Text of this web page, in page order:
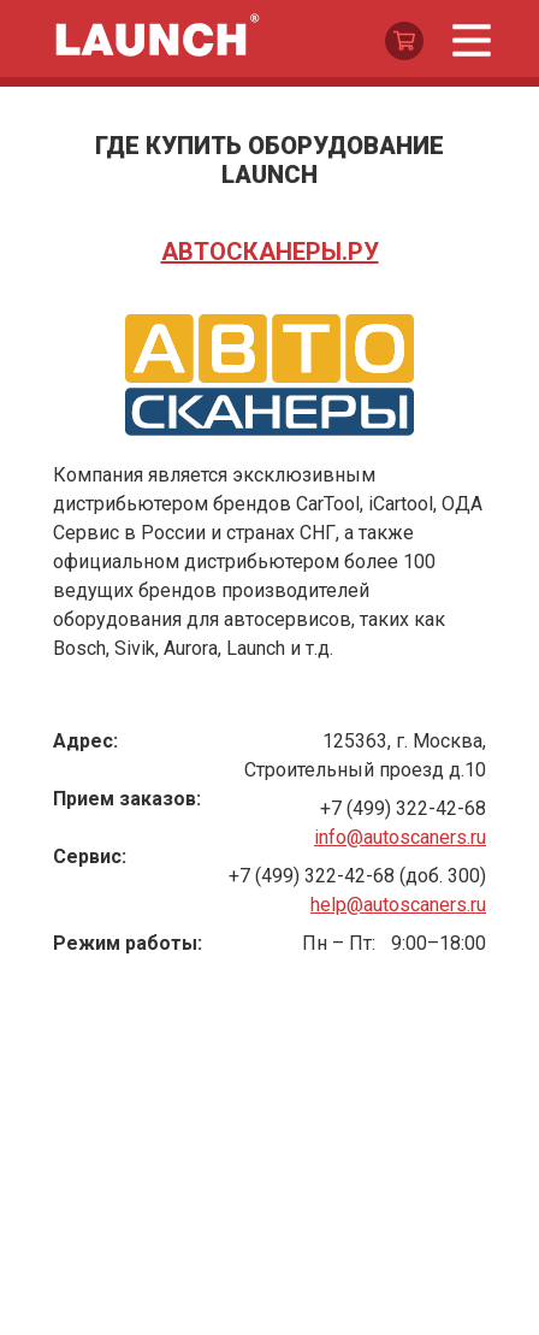
ГДЕ КУПИТЬ ОБОРУДОВАНИЕ
LAUNCH
АВТОСКАНЕРЫ.РУ
Компания является эксклюзивным
дистрибьютером брендов CarTool, iCartool, ОДА
Сервис в России и странах СНГ, а также
официальном дистрибьютером более 100
ведущих брендов производителей
оборудования для автосервисов, таких как
Bosch, Sivik, Aurora, Launch и т.д.
Адрес:
125363, г. Москва,
Строительный проезд д.10
Прием заказов:
+7 (499) 322-42-68
info@autoscaners.ru
Сервис:
+7 (499) 322-42-68 (доб. 300)
help@autoscaners.ru
Режим работы:
Пн – Пт: 9:00–18:00